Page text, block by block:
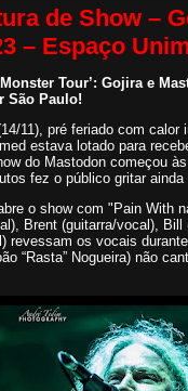
de Show –
– Espaço
Monster Tour’: Gojira e
São Paulo!
11), pré feriado com
estava lotado para
do Mastodon começou
fez o público gritar ainda
o show com "Pain With
Brent (guitarra/vocal),
revessam os vocais
“Rasta” Nogueira) não